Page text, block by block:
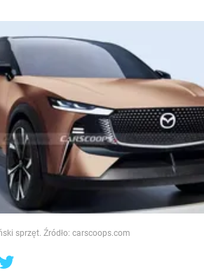
sprzęt. Źródło: carscoops.com